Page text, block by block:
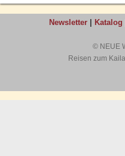
Newsletter| Katalog
© NEUE
Reisen zum